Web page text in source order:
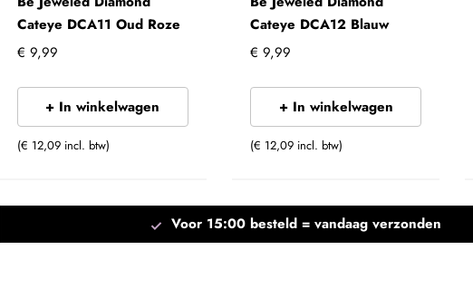
Cateye DCA11 Oud Roze
€ 9,99
+ In winkelwagen
(€ 12,09 incl. btw)
Cateye DCA12 Blauw
€ 9,99
+ In winkelwagen
(€ 12,09 incl. btw)
Voor 15:00 besteld = vandaag verzonden